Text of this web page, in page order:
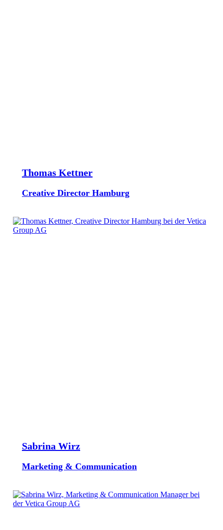
Thomas Kettner
Creative Director Hamburg
Sabrina Wirz
Marketing & Communication